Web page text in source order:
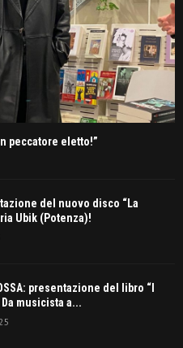
peccatore eletto!”
del nuovo disco “La
Ubik (Potenza)!
presentazione del libro “I
musicista a...